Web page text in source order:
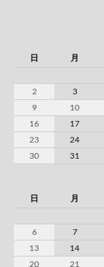
日
月
2
3
9
10
16
17
23
24
30
31
日
月
6
7
13
14
20
21